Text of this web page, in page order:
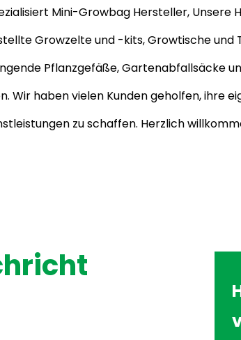
Mini-Growbag Hersteller, Unsere
Growzelte und -kits, Growtische und
Pflanzgefäße, Gartenabfallsäcke
Wir haben vielen Kunden geholfen, ihre
zu schaffen. Herzlich